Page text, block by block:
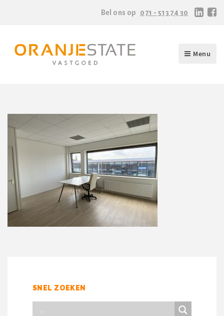
Bel ons op 071 - 513 74 30
Menu
SNEL ZOEKEN